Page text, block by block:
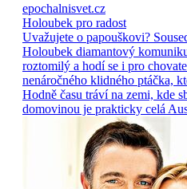
epochalnisvet.cz
Holoubek pro radost
Uvažujete o papouškovi?
Holoubek diamantový
roztomilý a hodí se i pro
nenáročného klidného ptáčka,
Hodně času tráví na zemi, kde
domovinou je prakticky celá